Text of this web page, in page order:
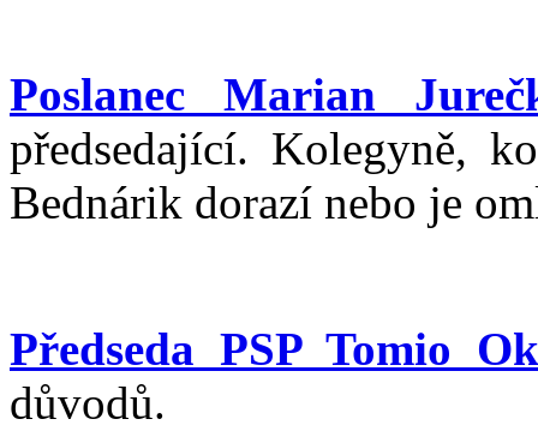
Poslanec Marian
předsedající. Kolegyně,
Bednárik dorazí nebo je
Předseda PSP Tomio
důvodů.